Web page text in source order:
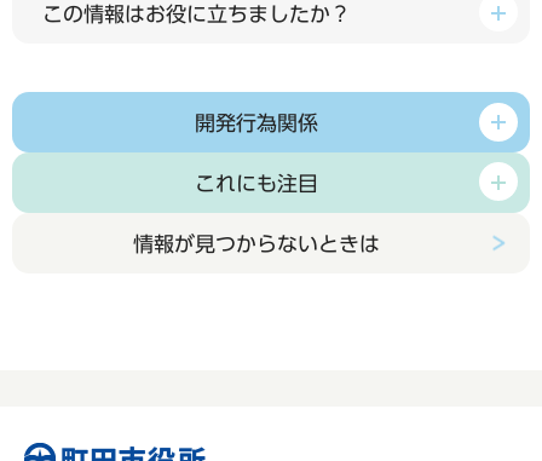
この情報はお役に立ちましたか？
開発行為関係
これにも注目
情報が見つからないときは